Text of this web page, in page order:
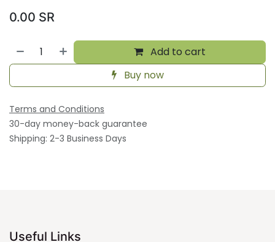
0.00 SR
Add to cart
Buy now
Terms and Conditions
30-day money-back guarantee
Shipping: 2-3 Business Days
Useful Links